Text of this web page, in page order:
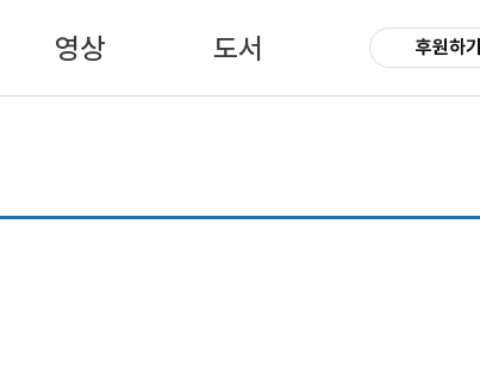
영상 도서 후원하기